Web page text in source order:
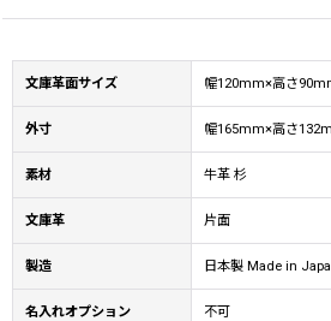
文庫革面サイズ 幅120mm×高さ
外寸 幅165mm×高さ
素材 牛革 杉
文庫革 片面
製造 日本製 Made in
名入れオプション 不可